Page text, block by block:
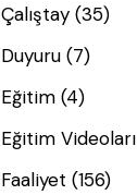
Çalıştay (35)
Duyuru (7)
Eğitim (4)
Eğitim Videoları
Faaliyet (156)